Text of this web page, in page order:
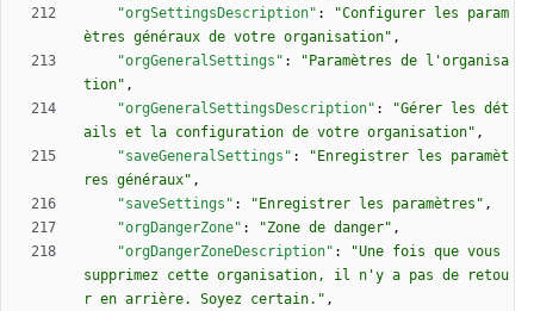
"orgSettingsDescription" :
"Configurer les param
ètres généraux de votre organisation" ,
"orgGeneralSettings" :
"Paramètres de l'organisa
tion" ,
"orgGeneralSettingsDescription" :
"Gérer les dét
ails et la configuration de votre organisation" ,
"saveGeneralSettings" :
"Enregistrer les paramèt
res généraux" ,
"saveSettings" : "Enregistrer les paramètres" ,
"orgDangerZone" : "Zone de danger" ,
"orgDangerZoneDescription" :
"Une fois que vous
supprimez cette organisation, il n'y a pas de retou
r en arrière. Soyez certain." ,